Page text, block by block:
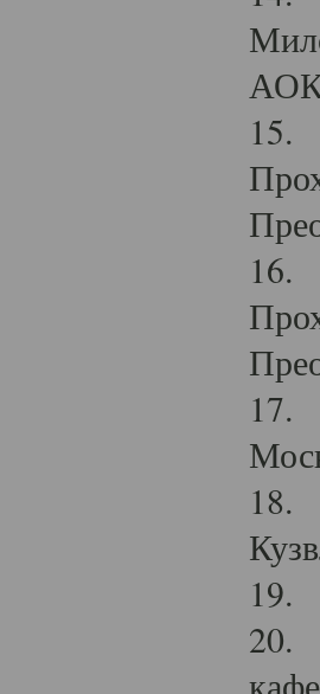
15.
16.
17.
18.
19.
20.